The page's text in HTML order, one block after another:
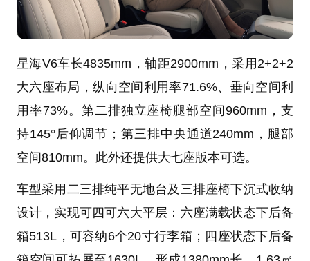
星海V6车长4835mm，轴距2900mm，采用2+2+2
大六座布局，纵向空间利用率71.6%、垂向空间利
用率73%。第二排独立座椅腿部空间960mm，支
持145°后仰调节；第三排中央通道240mm，腿部
空间810mm。此外还提供大七座版本可选。
车型采用二三排纯平无地台及三排座椅下沉式收纳
设计，实现可四可六大平层：六座满载状态下后备
箱513L，可容纳6个20寸行李箱；四座状态下后备